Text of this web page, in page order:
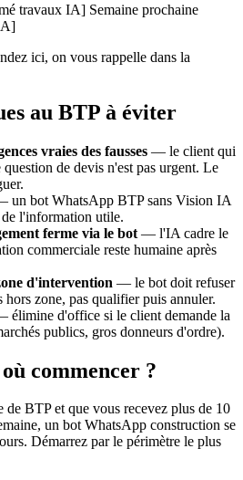
travaux IA] Semaine prochaine
ici, on vous rappelle dans la
au BTP à éviter
vraies des fausses — le client qui
de devis n'est pas urgent. Le
un bot WhatsApp BTP sans Vision IA
de l'information utile.
ferme via le bot — l'IA cadre le
commerciale reste humaine après
d'intervention — le bot doit refuser
hors zone, pas qualifier puis annuler.
élimine d'office si le client demande la
publics, gros donneurs d'ordre).
commencer ?
de BTP et que vous recevez plus de 10
un bot WhatsApp construction se
Démarrez par le périmètre le plus